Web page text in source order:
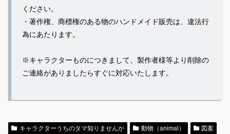
ください。
・著作権、商標権のある物のハンドメイド販売は、違法行
為にあたります。
※キャラクターものにつきまして、製作者様等より削除の
ご連絡がありましたらすぐに対応いたします。
キャラクターうちのタマ知りませんか 動物（animal）
図案